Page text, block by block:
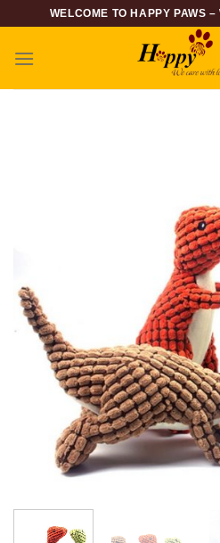
content
WELCOME TO HAPPY PAWS